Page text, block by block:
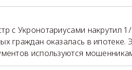
с Укронотариусами накрутил
граждан оказалась в ипотеке.
используются